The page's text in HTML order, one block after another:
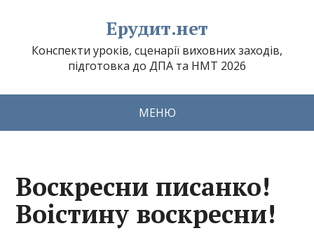
Ерудит.нет
Конспекти уроків, сценарії виховних заходів,
підготовка до ДПА та НМТ 2026
МЕНЮ
Воскресни писанко!
Воістину воскресни!